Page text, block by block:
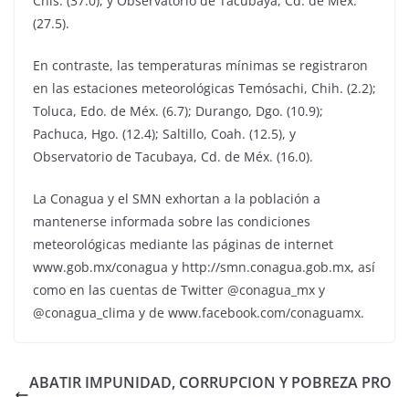
(27.5).
En contraste, las temperaturas mínimas se registraron
en las estaciones meteorológicas Temósachi, Chih. (2.2);
Toluca, Edo. de Méx. (6.7); Durango, Dgo. (10.9);
Pachuca, Hgo. (12.4); Saltillo, Coah. (12.5), y
Observatorio de Tacubaya, Cd. de Méx. (16.0).
La Conagua y el SMN exhortan a la población a
mantenerse informada sobre las condiciones
meteorológicas mediante las páginas de internet
www.gob.mx/conagua y http://smn.conagua.gob.mx, así
como en las cuentas de Twitter @conagua_mx y
@conagua_clima y de www.facebook.com/conaguamx.
ABATIR IMPUNIDAD, CORRUPCION Y POBREZA PRO